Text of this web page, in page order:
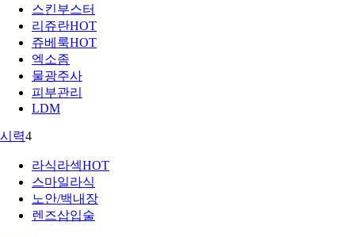
스킨부스터
리쥬란HOT
쥬베룩HOT
엑소좀
물광주사
피부관리
LDM
시력4
라식라섹HOT
스마일라식
노안/백내장
렌즈삽입술